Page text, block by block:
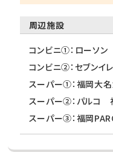
周辺施設
コンビニ①：ローソ
コンビニ②：セブン
スーパー①：福岡大
スーパー②：パルコ
スーパー③：福岡